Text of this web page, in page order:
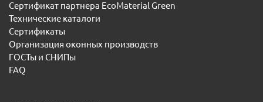
Сертификат партнера EcoMaterial Green
Технические каталоги
Сертификаты
Организация оконных производств
ГОСТы и СНИПы
FAQ